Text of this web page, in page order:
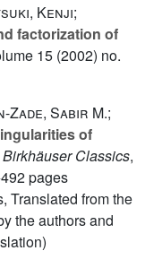
Kenji;
factorization of
15 (2002) no.
Sabir M.;
of
Classics,
pages
Translated from the
the authors and